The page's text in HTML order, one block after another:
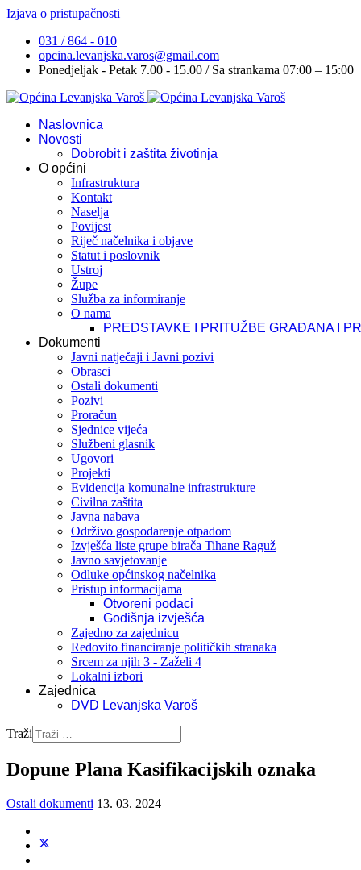
Izjava o pristupačnosti
031 / 864 - 010
opcina.levanjska.varos@gmail.com
Ponedjeljak - Petak 7.00 - 15.00 / Sa strankama 07:00 – 15:00
Naslovnica
Novosti
Dobrobit i zaštita životinja
O općini
Infrastruktura
Kontakt
Naselja
Povijest
Riječ načelnika i objave
Statut i poslovnik
Ustroj
Župe
Služba za informiranje
O nama
PREDSTAVKE I PRITUŽBE GRAĐANA I
Dokumenti
Javni natječaji i Javni pozivi
Obrasci
Ostali dokumenti
Pozivi
Proračun
Sjednice vijeća
Službeni glasnik
Ugovori
Projekti
Evidencija komunalne infrastrukture
Civilna zaštita
Javna nabava
Održivo gospodarenje otpadom
Izvješća liste grupe birača Tihane Raguž
Javno savjetovanje
Odluke općinskog načelnika
Pristup informacijama
Otvoreni podaci
Godišnja izvješća
Zajedno za zajednicu
Redovito financiranje političkih stranaka
Srcem za njih 3 - Zaželi 4
Lokalni izbori
Zajednica
DVD Levanjska Varoš
Traži
Dopune Plana Kasifikacijskih oznaka
Ostali dokumenti 13. 03. 2024